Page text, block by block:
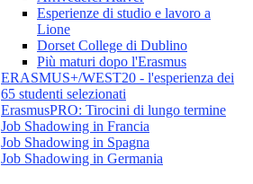
Esperienze di studio e lavoro a
Lione
Dorset College di Dublino
Più maturi dopo l'Erasmus
ERASMUS+/WEST20 - l'esperienza dei
65 studenti selezionati
ErasmusPRO: Tirocini di lungo termine
Job Shadowing in Francia
Job Shadowing in Spagna
Job Shadowing in Germania